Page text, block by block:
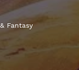
Fantasy